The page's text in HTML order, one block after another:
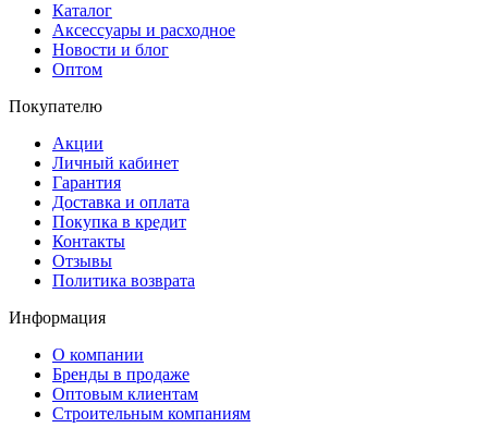
Каталог
Аксессуары и расходное
Новости и блог
Оптом
Покупателю
Акции
Личный кабинет
Гарантия
Доставка и оплата
Покупка в кредит
Контакты
Отзывы
Политика возврата
Информация
О компании
Бренды в продаже
Оптовым клиентам
Строительным компаниям